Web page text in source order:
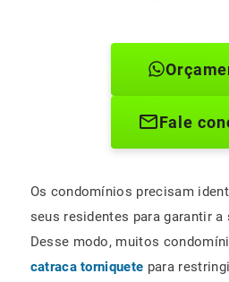
Fale
Os condomínios precisam
seus residentes para garantir a
Desse modo, muitos
catraca torniquete para